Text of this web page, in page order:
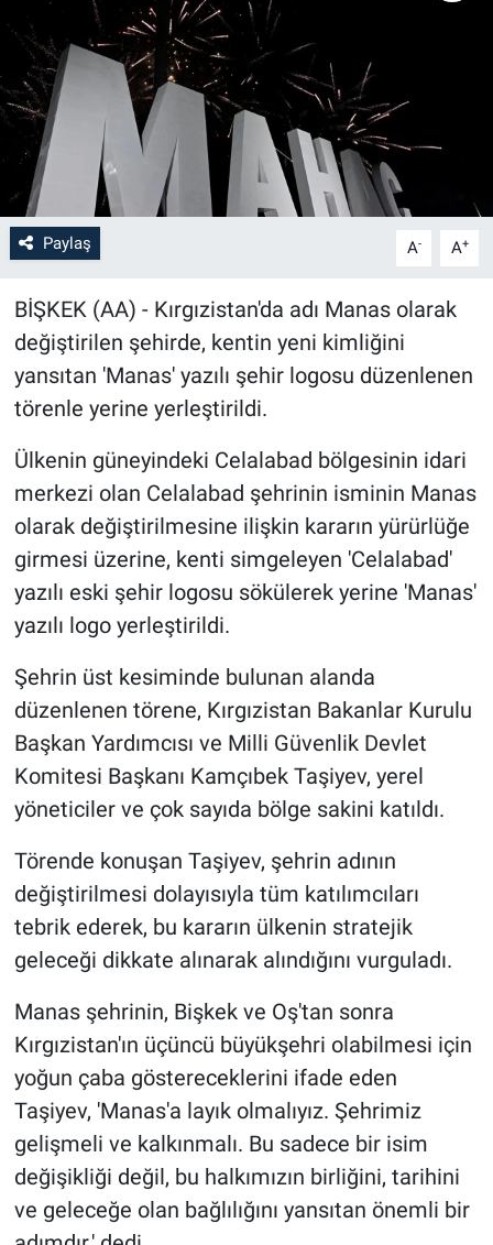
Paylaş A- A+
BİŞKEK (AA) - Kırgızistan'da adı Manas olarak
değiştirilen şehirde, kentin yeni kimliğini
yansıtan 'Manas' yazılı şehir logosu düzenlenen
törenle yerine yerleştirildi.
Ülkenin güneyindeki Celalabad bölgesinin idari
merkezi olan Celalabad şehrinin isminin Manas
olarak değiştirilmesine ilişkin kararın yürürlüğe
girmesi üzerine, kenti simgeleyen 'Celalabad'
yazılı eski şehir logosu sökülerek yerine 'Manas'
yazılı logo yerleştirildi.
Şehrin üst kesiminde bulunan alanda
düzenlenen törene, Kırgızistan Bakanlar Kurulu
Başkan Yardımcısı ve Milli Güvenlik Devlet
Komitesi Başkanı Kamçıbek Taşiyev, yerel
yöneticiler ve çok sayıda bölge sakini katıldı.
Törende konuşan Taşiyev, şehrin adının
değiştirilmesi dolayısıyla tüm katılımcıları
tebrik ederek, bu kararın ülkenin stratejik
geleceği dikkate alınarak alındığını vurguladı.
Manas şehrinin, Bişkek ve Oş'tan sonra
Kırgızistan'ın üçüncü büyükşehri olabilmesi için
yoğun çaba göstereceklerini ifade eden
Taşiyev, 'Manas'a layık olmalıyız. Şehrimiz
gelişmeli ve kalkınmalı. Bu sadece bir isim
değişikliği değil, bu halkımızın birliğini, tarihini
ve geleceğe olan bağlılığını yansıtan önemli bir